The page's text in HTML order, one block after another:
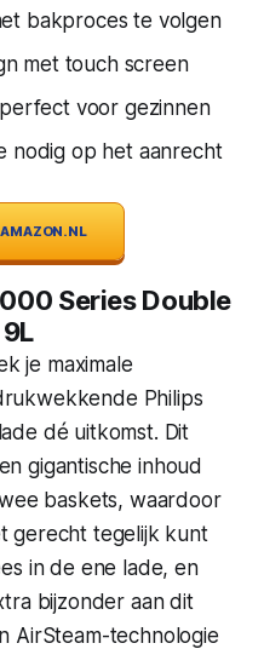
bakproces te volgen
met touch screen
voor gezinnen
nodig op het aanrecht
AMAZON.NL
Series Double
je maximale
Philips
dé uitkomst. Dit
gigantische inhoud
baskets, waardoor
gerecht tegelijk kunt
in de ene lade, en
bijzonder aan dit
AirSteam-technologie